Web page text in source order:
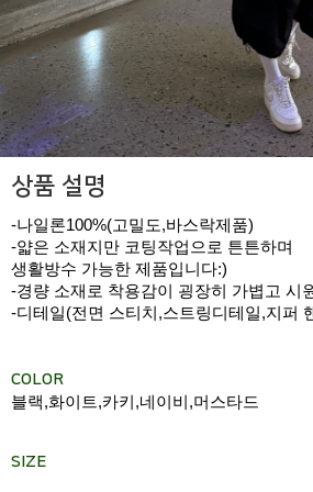
상품 설명
-나일론100%(고밀도,바스락제품)
-얇은 소재지만 코팅작업으로 튼튼하며
생활방수 가능한 제품입니다:)
-경량 소재로 착용감이 굉장히 가볍고 시
-디테일(전면 스티치,스트링디테일,지퍼
COLOR
블랙,화이트,카키,네이비,머스타드
SIZE